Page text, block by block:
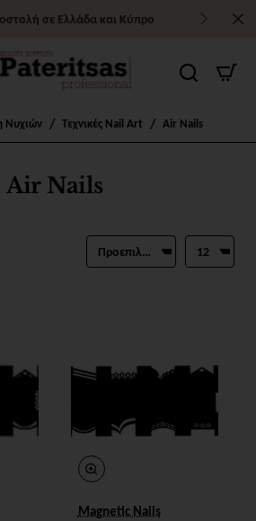
σε Ελλάδα και Κύπρο
Air Nails
Νυχιών Τεχνικές Nail Art Air Nails
Magnetic Nails